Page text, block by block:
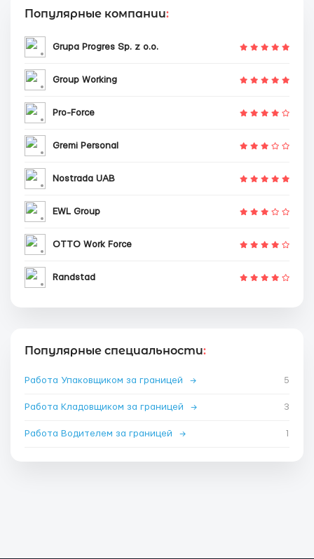
Популярные компании:
Grupa Progres Sp. z o.o.
Group Working
Pro-Force
Gremi Personal
Nostrada UAB
EWL Group
OTTO Work Force
Randstad
Популярные специальности:
Работа Упаковщиком за границей → 5
Работа Кладовщиком за границей → 3
Работа Водителем за границей → 1